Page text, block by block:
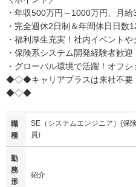
・年収500万円～1000万円、月給
・完全週休2日制＆年間休日日数
・福利厚生充実！社内イベント
・保険系システム開発経験者歓
・グローバル環境で活躍！オフ
◆◇◆キャリアプラスは来社不要
◆◇◆
職
種
SE（システムエンジニア）(保
員)
勤
務
形
紹介